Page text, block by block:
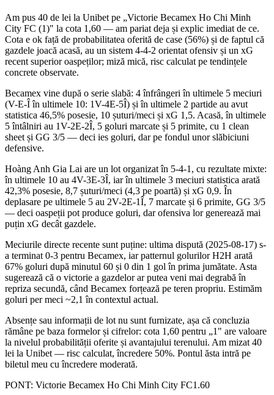
Am pus 40 de lei la Unibet pe „Victorie Becamex Ho Chi Minh
City FC (1)" la cota 1,60 — am pariat deja și explic imediat de ce.
Cota e ok față de probabilitatea oferită de case (56%) și de faptul că
gazdele joacă acasă, au un sistem 4-4-2 orientat ofensiv și un xG
recent superior oaspeților; miză mică, risc calculat pe tendințele
concrete observate.
Becamex vine după o serie slabă: 4 înfrângeri în ultimele 5 meciuri
(V-E-Î în ultimele 10: 1V-4E-5Î) și în ultimele 2 partide au avut
statistica 46,5% posesie, 10 șuturi/meci și xG 1,5. Acasă, în ultimele
5 întâlniri au 1V-2E-2Î, 5 goluri marcate și 5 primite, cu 1 clean
sheet și GG 3/5 — deci ies goluri, dar pe fondul unor slăbiciuni
defensive.
Hoàng Anh Gia Lai are un lot organizat în 5-4-1, cu rezultate mixte:
în ultimele 10 au 4V-3E-3Î, iar în ultimele 3 meciuri statistica arată
42,3% posesie, 8,7 șuturi/meci (4,3 pe poartă) și xG 0,9. În
deplasare pe ultimele 5 au 2V-2E-1Î, 7 marcate și 6 primite, GG 3/5
— deci oaspeții pot produce goluri, dar ofensiva lor generează mai
puțin xG decât gazdele.
Meciurile directe recente sunt puține: ultima dispută (2025-08-17) s-
a terminat 0-3 pentru Becamex, iar patternul golurilor H2H arată
67% goluri după minutul 60 și 0 din 1 gol în prima jumătate. Asta
sugerează că o victorie a gazdelor ar putea veni mai degrabă în
repriza secundă, când Becamex forțează pe teren propriu. Estimăm
goluri per meci ~2,1 în contextul actual.
Absențe sau informații de lot nu sunt furnizate, așa că concluzia
rămâne pe baza formelor și cifrelor: cota 1,60 pentru „1" are valoare
la nivelul probabilității oferite și avantajului terenului. Am mizat 40
lei la Unibet — risc calculat, încredere 50%. Pontul ăsta intră pe
biletul meu cu încredere moderată.
PONT: Victorie Becamex Ho Chi Minh City FC1.60